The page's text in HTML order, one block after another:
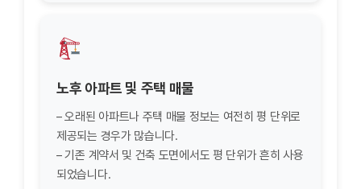
노후 아파트 및 주택 매물
– 오래된 아파트나 주택 매물 정보는 여전히 평 단위로
제공되는 경우가 많습니다.
– 기존 계약서 및 건축 도면에서도 평 단위가 흔히 사용
되었습니다.